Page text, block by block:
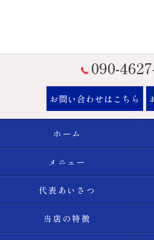
090-
お問い合わせはこちら
ホーム
メニュー
代表あいさつ
当店の特徴